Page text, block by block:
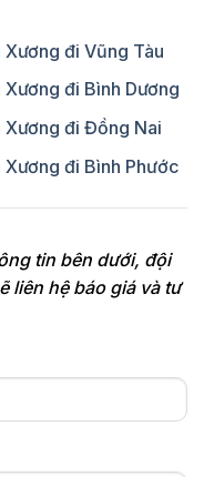
đi Vũng Tàu
đi Bình Dương
Xương đi Đồng Nai
đi Bình Phước
tin bên dưới, đội
liên hệ báo giá và tư